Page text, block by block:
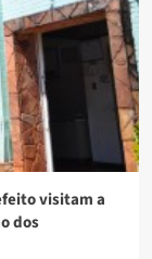
visitam a
dos